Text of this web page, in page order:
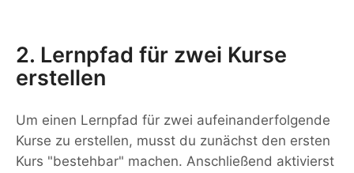
2. Lernpfad für zwei Kurse
erstellen
Um einen Lernpfad für zwei aufeinanderfolgende
Kurse zu erstellen, musst du zunächst den ersten
Kurs "bestehbar" machen. Anschließend aktivierst